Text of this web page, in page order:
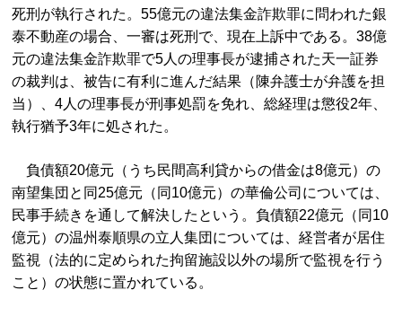
死刑が執行された。55億元の違法集金詐欺罪に問われた銀
泰不動産の場合、一審は死刑で、現在上訴中である。38億
元の違法集金詐欺罪で5人の理事長が逮捕された天一証券
の裁判は、被告に有利に進んだ結果（陳弁護士が弁護を担
当）、4人の理事長が刑事処罰を免れ、総経理は懲役2年、
執行猶予3年に処された。
負債額20億元（うち民間高利貸からの借金は8億元）の
南望集団と同25億元（同10億元）の華倫公司については、
民事手続きを通して解決したという。負債額22億元（同10
億元）の温州泰順県の立人集団については、経営者が居住
監視（法的に定められた拘留施設以外の場所で監視を行う
こと）の状態に置かれている。